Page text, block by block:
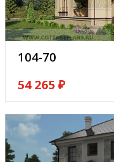
104-70
54 265 ₽